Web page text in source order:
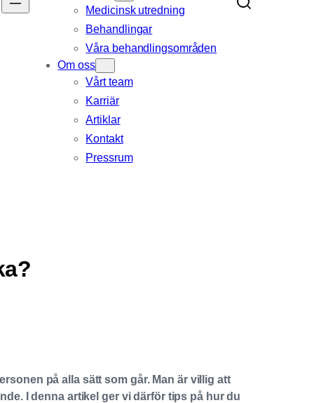
Medicinsk utredning
Behandlingar
Våra behandlings­områden
Om oss
Vårt team
Karriär
Artiklar
Kontakt
Pressrum
på alla sätt som går. Man är villig att
I denna artikel ger vi därför tips på hur du